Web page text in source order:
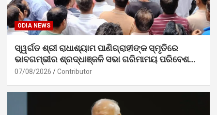
ODIA NEWS
ସ୍ୱର୍ଗତ ଶ୍ରୀ ରାଧାଶ୍ୟାମ ପାଣିଗ୍ରାହୀଙ୍କ ସ୍ମୃତିରେ
ଭାବଗମ୍ଭୀର ଶ୍ରଦ୍ଧାଞ୍ଜଳି ସଭା ଗରିମାମୟ ପରିବେଶରେ
ସମ୍ପନ୍ନ
07/08/2026 Contributor